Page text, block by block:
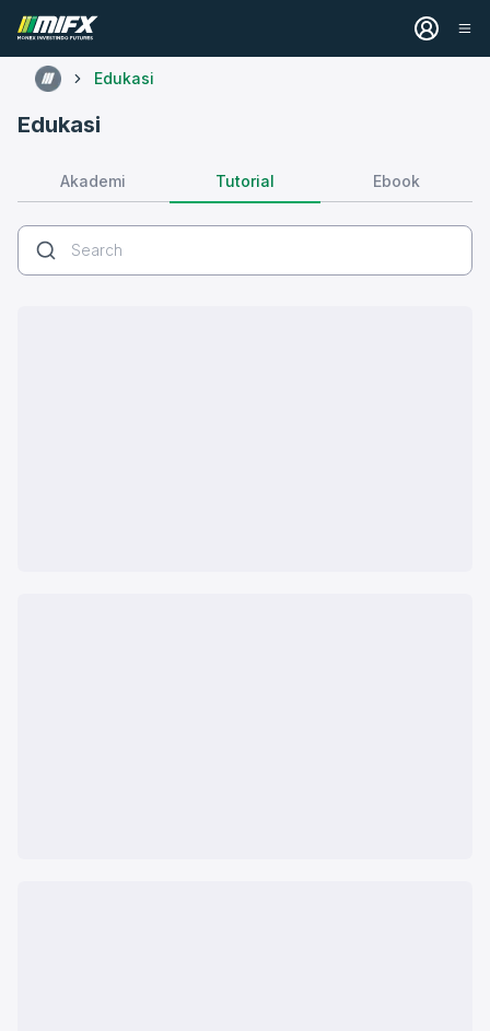
Edukasi
Edukasi
Akademi Tutorial Ebook